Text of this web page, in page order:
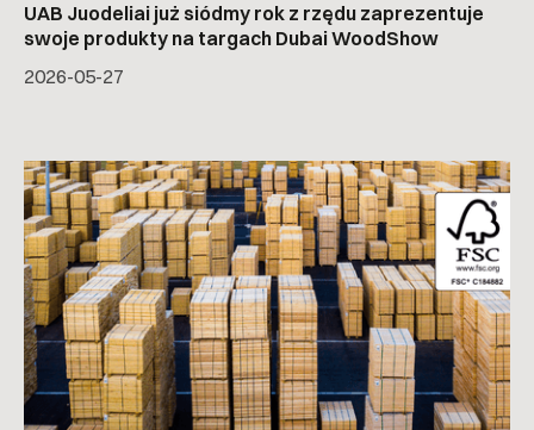
UAB Juodeliai już siódmy rok z rzędu zaprezentuje
swoje produkty na targach Dubai WoodShow
2026-05-27